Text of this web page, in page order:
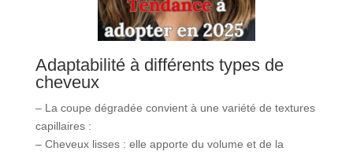
Adaptabilité à différents types de
cheveux
– La coupe dégradée convient à une variété de textures
capillaires :
– Cheveux lisses : elle apporte du volume et de la